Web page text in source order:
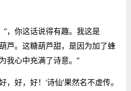
，你这话说得有趣。我这是
芦。这糖葫芦甜，是因为加了蜂
我心中充满了诗意。”
，好，好！‘诗仙’果然名不虚传。